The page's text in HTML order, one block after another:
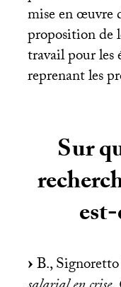
mise en œuvre
proposition de
travail pour les
reprenant les
Sur
B.,